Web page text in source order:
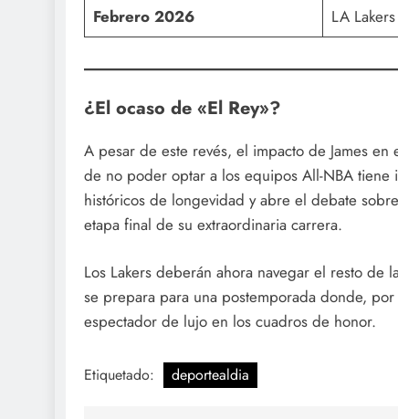
Febrero 2026
LA Lakers
¿El ocaso de «El Rey»?
A pesar de este revés, el impacto de James
de no poder optar a los equipos All-NBA tiene
históricos de longevidad y abre el debate
etapa final de su extraordinaria carrera.
Los Lakers deberán ahora navegar el resto de
se prepara para una postemporada donde,
espectador de lujo en los cuadros de honor.
Etiquetado: deportealdia